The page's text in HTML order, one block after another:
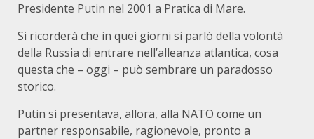
Presidente Putin nel 2001 a Pratica di Mare.
Si ricorderà che in quei giorni si parlò della volontà
della Russia di entrare nell’alleanza atlantica, cosa
questa che – oggi – può sembrare un paradosso
storico.
Putin si presentava, allora, alla NATO come un
partner responsabile, ragionevole, pronto a